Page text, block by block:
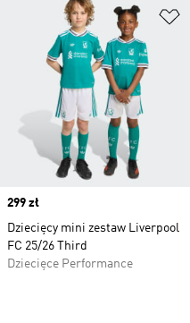
Price
299 zł
Dziecięcy mini zestaw Liverpool
FC 25/26 Third
Dziecięce Performance